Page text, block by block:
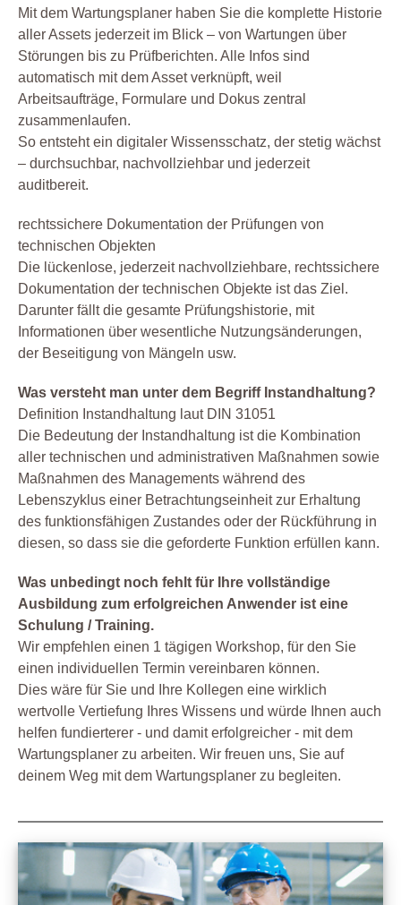
Mit dem Wartungsplaner haben Sie die komplette Historie
aller Assets jederzeit im Blick – von Wartungen über
Störungen bis zu Prüfberichten. Alle Infos sind
automatisch mit dem Asset verknüpft, weil
Arbeitsaufträge, Formulare und Dokus zentral
zusammenlaufen.
So entsteht ein digitaler Wissensschatz, der stetig wächst
– durchsuchbar, nachvollziehbar und jederzeit
auditbereit.
rechtssichere Dokumentation der Prüfungen von
technischen Objekten
Die lückenlose, jederzeit nachvollziehbare, rechtssichere
Dokumentation der technischen Objekte ist das Ziel.
Darunter fällt die gesamte Prüfungshistorie, mit
Informationen über wesentliche Nutzungsänderungen,
der Beseitigung von Mängeln usw.
Was versteht man unter dem Begriff Instandhaltung?
Definition Instandhaltung laut DIN 31051
Die Bedeutung der Instandhaltung ist die Kombination
aller technischen und administrativen Maßnahmen sowie
Maßnahmen des Managements während des
Lebenszyklus einer Betrachtungseinheit zur Erhaltung
des funktionsfähigen Zustandes oder der Rückführung in
diesen, so dass sie die geforderte Funktion erfüllen kann.
Was unbedingt noch fehlt für Ihre vollständige
Ausbildung zum erfolgreichen Anwender ist eine
Schulung / Training.
Wir empfehlen einen 1 tägigen Workshop, für den Sie
einen individuellen Termin vereinbaren können.
Dies wäre für Sie und Ihre Kollegen eine wirklich
wertvolle Vertiefung Ihres Wissens und würde Ihnen auch
helfen fundierterer - und damit erfolgreicher - mit dem
Wartungsplaner zu arbeiten. Wir freuen uns, Sie auf
deinem Weg mit dem Wartungsplaner zu begleiten.